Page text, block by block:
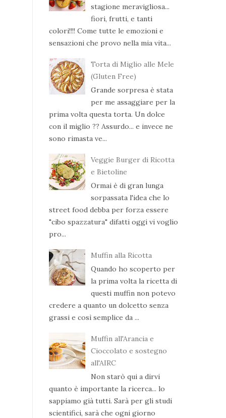
stagione meravigliosa...
fiori, frutti, e tanti
colori!!!! Come tutte le emozioni e
sensazioni che provo nella mia vita...
Torta di Miglio alle Mele
(Gluten Free)
Grande sorpresa è stata
per me assaggiare per la
prima volta questa torta. Un dolce
con il miglio ?? Assurdo... e invece ne
sono rimasta ve...
Veggie Burger di Ricotta
e Bietoline
Ormai è di gran lunga
sorpassata l'idea che lo
street food debba per forza essere
"cibo spazzatura" difatti oggi vi voglio
pro...
Muffin alla Ricotta
Quando ho scoperto per
la prima volta la ricetta di
questi muffin non potevo
credere a quanto un dolcetto senza
grassi e così semplice da ...
Muffin all'Arancia e
Cioccolato e sostegno
all'AIRC
Non starò qui a dirvi
quanto è importante la ricerca... lo
sappiamo già tutti. Sarà per gli studi
scientifici, sarà che ogni giorno